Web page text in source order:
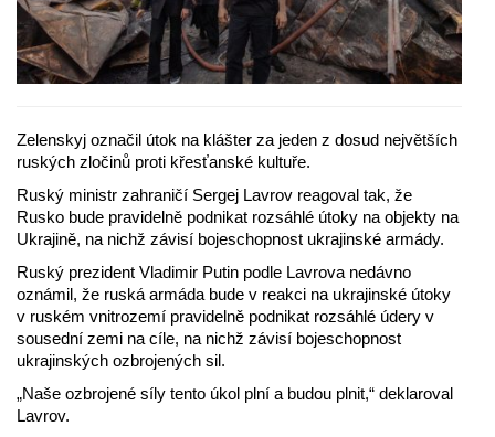
Zelenskyj označil útok na klášter za jeden z dosud největších
ruských zločinů proti křesťanské kultuře.
Ruský ministr zahraničí Sergej Lavrov reagoval tak, že
Rusko bude pravidelně podnikat rozsáhlé útoky na objekty na
Ukrajině, na nichž závisí bojeschopnost ukrajinské armády.
Ruský prezident Vladimir Putin podle Lavrova nedávno
oznámil, že ruská armáda bude v reakci na ukrajinské útoky
v ruském vnitrozemí pravidelně podnikat rozsáhlé údery v
sousední zemi na cíle, na nichž závisí bojeschopnost
ukrajinských ozbrojených sil.
„Naše ozbrojené síly tento úkol plní a budou plnit,“ deklaroval
Lavrov.